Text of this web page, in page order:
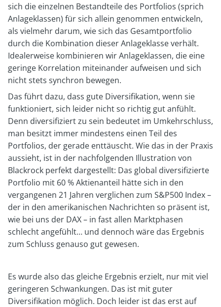
sich die einzelnen Bestandteile des Portfolios (sprich
Anlageklassen) für sich allein genommen entwickeln,
als vielmehr darum, wie sich das Gesamtportfolio
durch die Kombination dieser Anlageklasse verhält.
Idealerweise kombinieren wir Anlageklassen, die eine
geringe Korrelation miteinander aufweisen und sich
nicht stets synchron bewegen.
Das führt dazu, dass gute Diversifikation, wenn sie
funktioniert, sich leider nicht so richtig gut anfühlt.
Denn diversifiziert zu sein bedeutet im Umkehrschluss,
man besitzt immer mindestens einen Teil des
Portfolios, der gerade enttäuscht. Wie das in der Praxis
aussieht, ist in der nachfolgenden Illustration von
Blackrock perfekt dargestellt: Das global diversifizierte
Portfolio mit 60 % Aktienanteil hätte sich in den
vergangenen 21 Jahren verglichen zum S&P500 Index –
der in den amerikanischen Nachrichten so präsent ist,
wie bei uns der DAX – in fast allen Marktphasen
schlecht angefühlt… und dennoch wäre das Ergebnis
zum Schluss genauso gut gewesen.
Es wurde also das gleiche Ergebnis erzielt, nur mit viel
geringeren Schwankungen. Das ist mit guter
Diversifikation möglich. Doch leider ist das erst auf